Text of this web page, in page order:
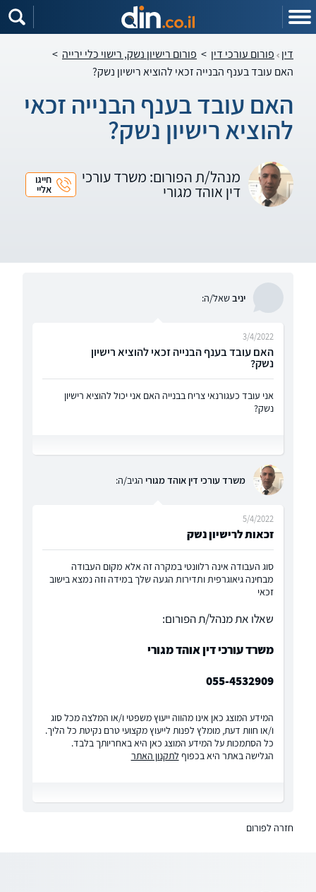
דין פורום עורכי דין > פורום רישיון נשק, רישוי כלי ירייה >
האם עובד בענף הבנייה זכאי להוציא רישיון נשק?
האם עובד בענף הבנייה זכאי
להוציא רישיון נשק?
מנהל/ת הפורום: משרד עורכי
דין אוהד מגורי
חייגו
אליי
יניבשאל/ה:
האם עובד בענף הבנייה זכאי להוציא רישיון
נשק?
3/4/2022
אני עובד כעגורנאי צריח בבנייה האם אני יכול להוציא רישיון
נשק?
משרד עורכי דין אוהד מגורי הגיב/ה:
זכאות לרישיון נשק
5/4/2022
סוג העבודה אינה רלוונטי במקרה זה אלא מקום העבודה
מבחינה גיאוגרפית ותדירות הגעה שלך במידה וזה נמצא בישוב
זכאי
שאלו את מנהל/ת הפורום:
משרד עורכי דין אוהד מגורי
055-4532909
המידע המוצג כאן אינו מהווה ייעוץ משפטי ו/או המלצה מכל סוג
ו/או חוות דעת, מומלץ לפנות לייעוץ מקצועי טרם נקיטת כל הליך.
כל הסתמכות על המידע המוצג כאן היא באחריותך בלבד.
הגלישה באתר היא בכפוף לתקנון האתר
חזרה לפורום